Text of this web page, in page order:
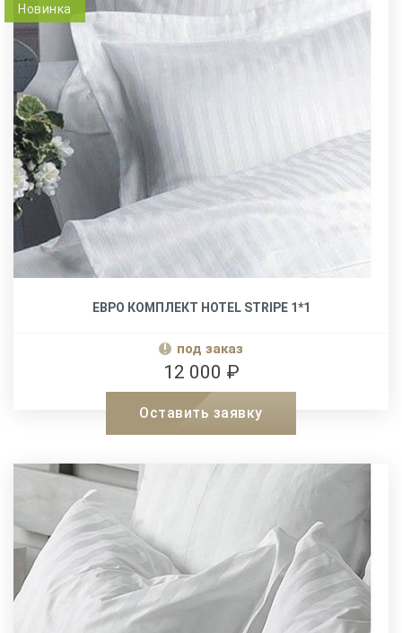
Новинка
ЕВРО КОМПЛЕКТ HOTEL STRIPE 1*1
под заказ
12 000 ₽
Оставить заявку